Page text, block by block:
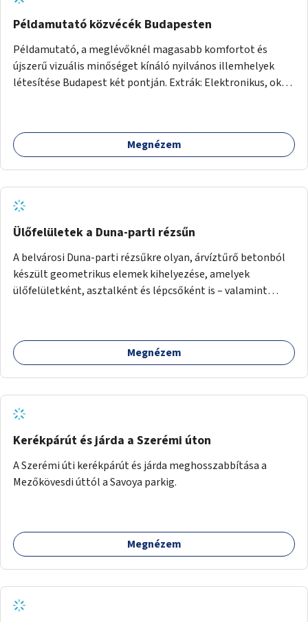
Példamutató közvécék Budapesten
Példamutató, a meglévőknél magasabb komfortot és
újszerű vizuális minőséget kínáló nyilvános illemhelyek
létesítése Budapest két pontján. Extrák: Elektronikus, okos
(pl. ivókút, telefontöltés).
Megnézem
Ülőfelületek a Duna-parti rézsűn
A belvárosi Duna-parti rézsűkre olyan, árvíztűrő betonból
készült geometrikus elemek kihelyezése, amelyek
ülőfelületként, asztalként és lépcsőként is – valamint
Megnézem
Kerékpárút és járda a Szerémi úton
A Szerémi úti kerékpárút és járda meghosszabbítása a
Mezőkövesdi úttól a Savoya parkig.
Megnézem